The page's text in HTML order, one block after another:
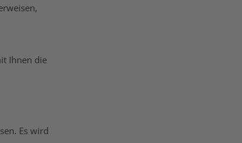
Ihnen die
Es wird